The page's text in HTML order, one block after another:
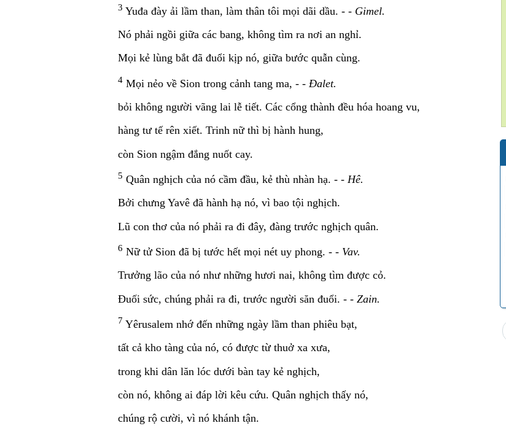
3 Yuđa đày ải lầm than, làm thân tôi mọi dãi dầu. - - Gimel.
Nó phải ngồi giữa các bang, không tìm ra nơi an nghỉ.
Mọi kẻ lùng bắt đã đuổi kịp nó, giữa bước quẫn cùng.
4 Mọi nẻo về Sion trong cảnh tang ma, - - Ðalet.
bỏi không người vãng lai lễ tiết. Các cổng thành đều hóa hoang vu,
hàng tư tế rên xiết. Trinh nữ thì bị hành hung,
còn Sion ngậm đắng nuốt cay.
5 Quân nghịch của nó cầm đầu, kẻ thù nhàn hạ. - - Hê.
Bởi chưng Yavê đã hành hạ nó, vì bao tội nghịch.
Lũ con thơ của nó phải ra đi đây, đàng trước nghịch quân.
6 Nữ tử Sion đã bị tước hết mọi nét uy phong. - - Vav.
Trưởng lão của nó như những hươi nai, không tìm được cỏ.
Ðuối sức, chúng phải ra đi, trước người săn đuổi. - - Zain.
7 Yêrusalem nhớ đến những ngày lầm than phiêu bạt,
tất cả kho tàng của nó, có được từ thuở xa xưa,
trong khi dân lăn lóc dưới bàn tay kẻ nghịch,
còn nó, không ai đáp lời kêu cứu. Quân nghịch thấy nó,
chúng rộ cười, vì nó khánh tận.